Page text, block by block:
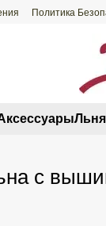
Политика
с